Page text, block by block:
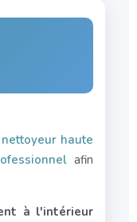
haute
afin
à l'intérieur